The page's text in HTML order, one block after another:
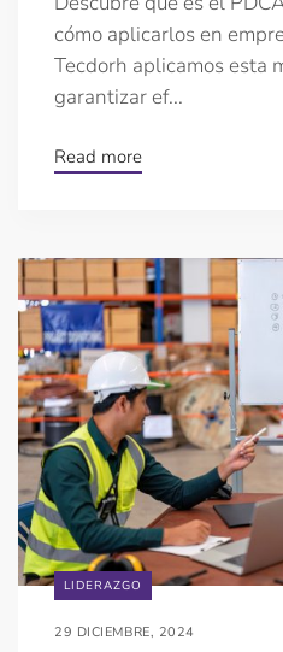
cómo aplicarlos en
Tecdorh aplicamos esta
garantizar ef...
Read more
LIDERAZGO
29 DICIEMBRE, 2024